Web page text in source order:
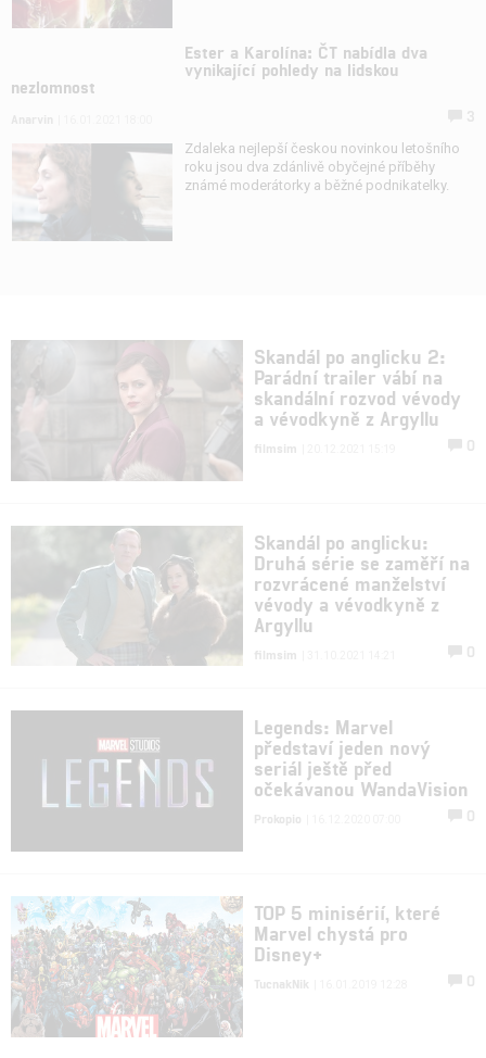
Ester a Karolína: ČT nabídla dva
vynikající pohledy na lidskou
nezlomnost
Zdaleka nejlepší českou novinkou letošního
roku jsou dva zdánlivě obyčejné příběhy
známé moderátorky a běžné podnikatelky.
Skandál po anglicku 2:
Parádní trailer vábí na
skandální rozvod vévody
a vévodkyně z Argyllu
filmsim 0
Skandál po anglicku:
Druhá série se zaměří na
rozvrácené manželství
vévody a vévodkyně z
Argyllu
filmsim 0
Legends: Marvel
představí jeden nový
seriál ještě před
očekávanou WandaVision
Prokopio 0
TOP 5 minisérií, které
Marvel chystá pro
Disney+
TucnakNik 0